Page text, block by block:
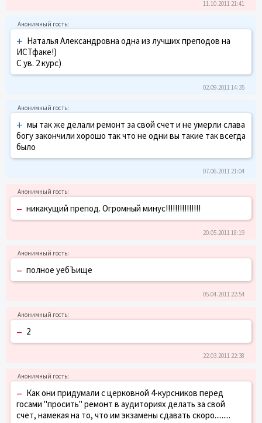
11.10.2011 21:41
+ Наталья Александровна одна из лучших преподов на
ИСТфаке!)
С ув. 2 курс)
02.09.2011 14:35
+ мы так же делали ремонт за свой счет и не умерли слава
богу закончили хорошо так что не одни вы такие так всегда
было
07.06.2011 21:04
– никакущий препод. Огромный минус!!!!!!!!!!!!!!!
20.05.2011 18:19
– полное уебЪище
05.04.2011 22:54
– 2
22.03.2011 22:38
– Как они придумали с церковной 4-курсников перед
госами "просить" ремонт в аудиториях делать за свой
счет, намекая на то, что им экзамены сдавать скоро.........